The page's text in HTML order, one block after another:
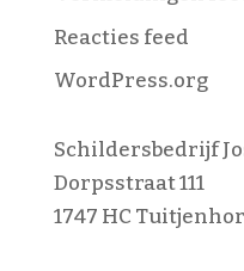
Reacties feed
WordPress.org
Schildersbedrijf
Dorpsstraat 111
1747 HC